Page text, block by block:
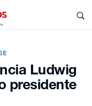
Ludwig
presidente